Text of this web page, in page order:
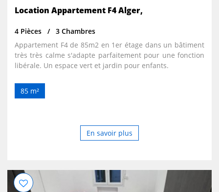
Location Appartement F4 Alger,
4 Pièces
3 Chambres
Appartement F4 de 85m2 en 1er étage dans un bâtiment
très très calme s'adapte parfaitement pour une fonction
libérale. Un espace vert et jardin pour enfants.
85 m²
En savoir plus